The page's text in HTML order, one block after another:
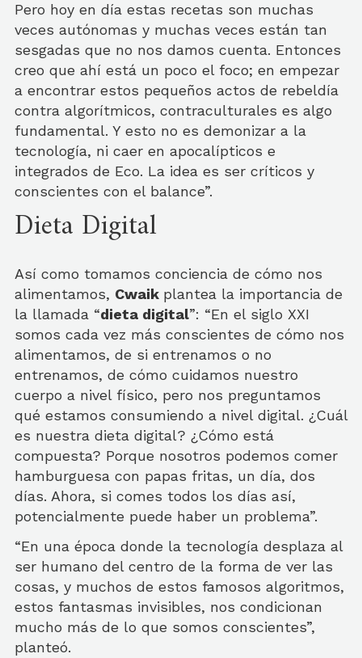
Pero hoy en día estas recetas son muchas
veces autónomas y muchas veces están tan
sesgadas que no nos damos cuenta. Entonces
creo que ahí está un poco el foco; en empezar
a encontrar estos pequeños actos de rebeldía
contra algorítmicos, contraculturales es algo
fundamental. Y esto no es demonizar a la
tecnología, ni caer en apocalípticos e
integrados de Eco. La idea es ser críticos y
conscientes con el balance”.
Dieta Digital
Así como tomamos conciencia de cómo nos
alimentamos, Cwaik plantea la importancia de
la llamada “dieta digital”: “En el siglo XXI
somos cada vez más conscientes de cómo nos
alimentamos, de si entrenamos o no
entrenamos, de cómo cuidamos nuestro
cuerpo a nivel físico, pero nos preguntamos
qué estamos consumiendo a nivel digital. ¿Cuál
es nuestra dieta digital? ¿Cómo está
compuesta? Porque nosotros podemos comer
hamburguesa con papas fritas, un día, dos
días. Ahora, si comes todos los días así,
potencialmente puede haber un problema”.
“En una época donde la tecnología desplaza al
ser humano del centro de la forma de ver las
cosas, y muchos de estos famosos algoritmos,
estos fantasmas invisibles, nos condicionan
mucho más de lo que somos conscientes”,
planteó.